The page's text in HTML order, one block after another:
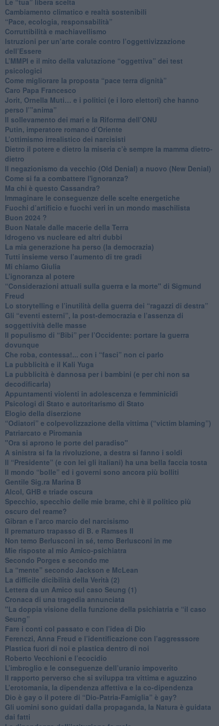
Cambiamento climatico e realtà sostenibili
“Pace, ecologia, responsabilità”
​Corruttibilità e machiavellismo
Istruzioni per un’arte corale contro l’oggettivizzazione
dell’Essere
​L’MMPI e il mito della valutazione “oggettiva” dei test
psicologici
Come migliorare la proposta “pace terra dignità”
Caro Papa Francesco
​Jorit, Ornella Muti… e i politici (e i loro elettori) che hanno
perso l’”anima”
​Il sollevamento dei mari e la Riforma dell’ONU
Putin, imperatore romano d’Oriente
​L’ottimismo irrealistico dei narcisisti
​Dietro il potere e dietro la miseria c’è sempre la mamma dietro-
dietro
Il negazionismo da vecchio (Old Denial) a nuovo (New Denial)
Come si fa a combattere l'ignoranza?
Ma chi è questo Cassandra?
Immaginare le conseguenze delle scelte energetiche
​Fuochi d’artificio e fuochi veri in un mondo maschilista
Buon 2024 ?
​Buon Natale dalle macerie della Terra
​Idrogeno vs nucleare ed altri dubbi
​La mia generazione ha perso (la democrazia)
​Tutti insieme verso l’aumento di tre gradi
Mi chiamo Giulia
L’ignoranza al potere
​“Considerazioni attuali sulla guerra e la morte" di Sigmund
Freud
​Lo storytelling e l’inutilità della guerra dei “ragazzi di destra”
​Gli “eventi esterni”, la post-democrazia e l’assenza di
soggettività delle masse
​Il populismo di “Bibi” per l’Occidente: portare la guerra
dovunque
​Che roba, contessa!... con i “fasci” non ci parlo
La pubblicità e il Kali Yuga
​La pubblicità è dannosa per i bambini (e per chi non sa
decodificarla)
​Appuntamenti violenti in adolescenza e femminicidi
​Psicologi di Stato e autoritarismo di Stato
Elogio della diserzione
“Odiatori” e colpevolizzazione della vittima (“victim blaming”)
​Patriarcato e Piromania
"Ora si aprono le porte del paradiso"
​A sinistra si fa la rivoluzione, a destra si fanno i soldi
​Il “Presidente” (e con lei gli italiani) ha una bella faccia tosta
​Il mondo “bolle” ed i governi sono ancora più bolliti
​Gentile Sig.ra Marina B
​Alcol, GHB e triade oscura
​Specchio, specchio delle mie brame, chi è il politico più
oscuro del reame?
​Gibran e l’arco marcio del narcisismo
​Il prematuro trapasso di B. e Ramses II
​Non temo Berlusconi in sé, temo Berlusconi in me
​Mie risposte al mio Amico-psichiatra
​Secondo Porges e secondo me
​La “mente” secondo Jackson e McLean
La difficile dicibilità della Verità (2)
​Lettera da un Amico sul caso Seung (1)
​Cronaca di una tragedia annunciata
"​La doppia visione della funzione della psichiatria e “il caso
Seung”
​Fare i conti col passato e con l’idea di Dio
​Ferenczi, Anna Freud e l’identificazione con l’aggresssore
Plastica fuori di noi e plastica dentro di noi
​Roberto Vecchioni e l’ecocidio
​L’imbroglio e le conseguenze dell’uranio impoverito
​Il rapporto perverso che si sviluppa tra vittima e aguzzino
L’erotomania, la dipendenza affettiva e la co-dipendenza
​Dio è gay o il potere di “Dio-Patria-Famiglia” è gay?
​Gli uomini sono guidati dalla propaganda, la Natura è guidata
dai fatti